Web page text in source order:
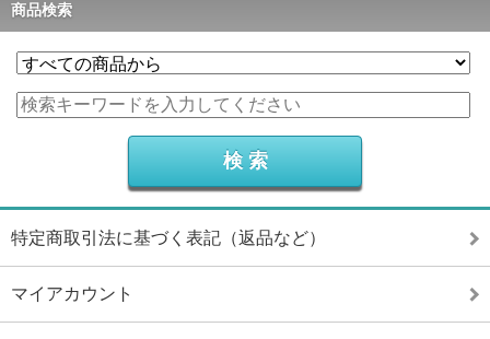
商品検索
特定商取引法に基づく表記（返品など）
マイアカウント